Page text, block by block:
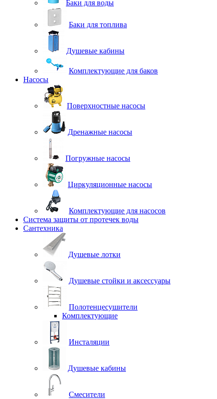
Баки для воды
Баки для топлива
Душевые кабины
Комплектующие для баков
Насосы
Поверхностные насосы
Дренажные насосы
Погружные насосы
Циркуляционные насосы
Комплектующие для насосов
Система защиты от протечек воды
Сантехника
Душевые лотки
Душевые стойки и аксессуары
Полотенцесушители
Комплектующие
Инсталяции
Душевые кабины
Смесители